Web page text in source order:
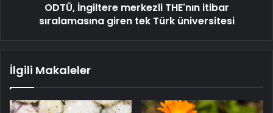
üniversitesiODTÜ, İngiltere merkezli THE'nın itibar
sıralamasına giren tek Türk üniversitesi
İlgili Makaleler